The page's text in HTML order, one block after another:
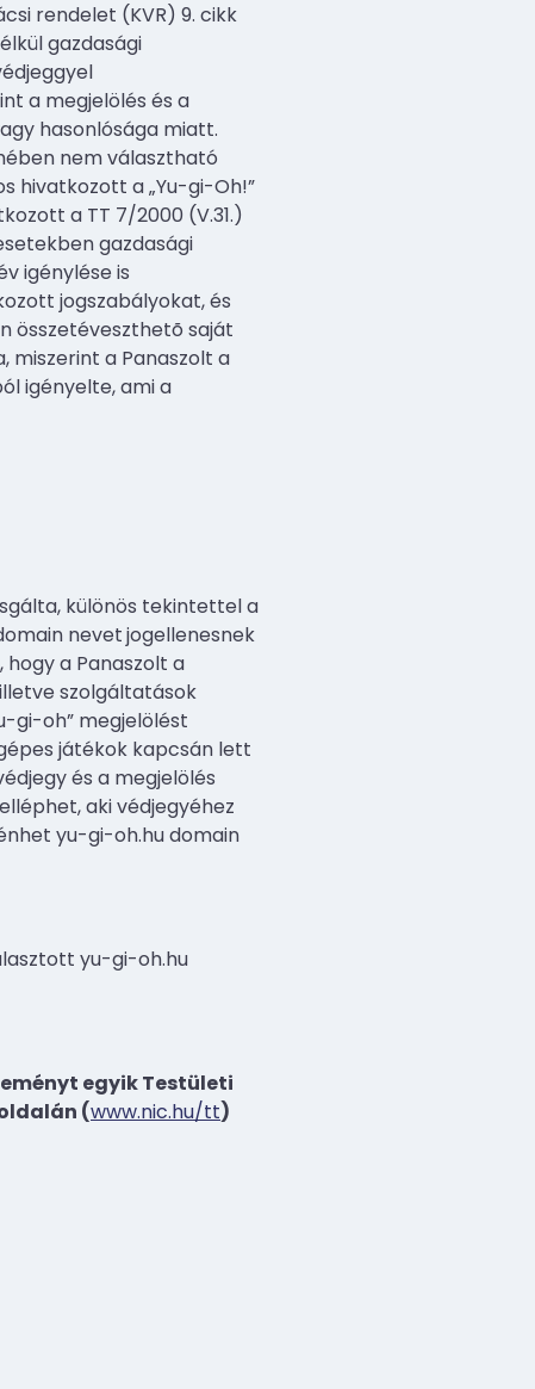
rendelet (KVR) 9. cikk
gazdasági
a megjelölés és a
hasonlósága miatt.
nem választható
hivatkozott a „Yu-gi-Oh!”
a TT 7/2000 (V.31.)
gazdasági
igénylése is
jogszabályokat, és
összetéveszthetõ saját
miszerint a Panaszolt a
igényelte, ami a
különös tekintettel a
nevetjogellenesnek
a Panaszolt a
szolgáltatások
gi-oh” megjelölést
játékok kapcsán lett
és a megjelölés
aki védjegyéhez
yu-gi-oh.hu domain
yu-gi-oh.hu
egyik Testületi
(www.nic.hu/tt)